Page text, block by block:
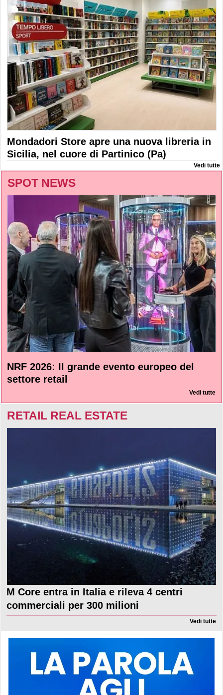
Mondadori Store apre una nuova libreria in
Sicilia, nel cuore di Partinico (Pa)
Vedi tutte
SPOT NEWS
NRF 2026: Il grande evento europeo del
settore retail
Vedi tutte
RETAIL REAL ESTATE
M Core entra in Italia e rileva 4 centri
commerciali per 300 milioni
Vedi tutte